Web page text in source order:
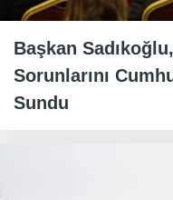
Başkan
Sorunlarını
Sundu